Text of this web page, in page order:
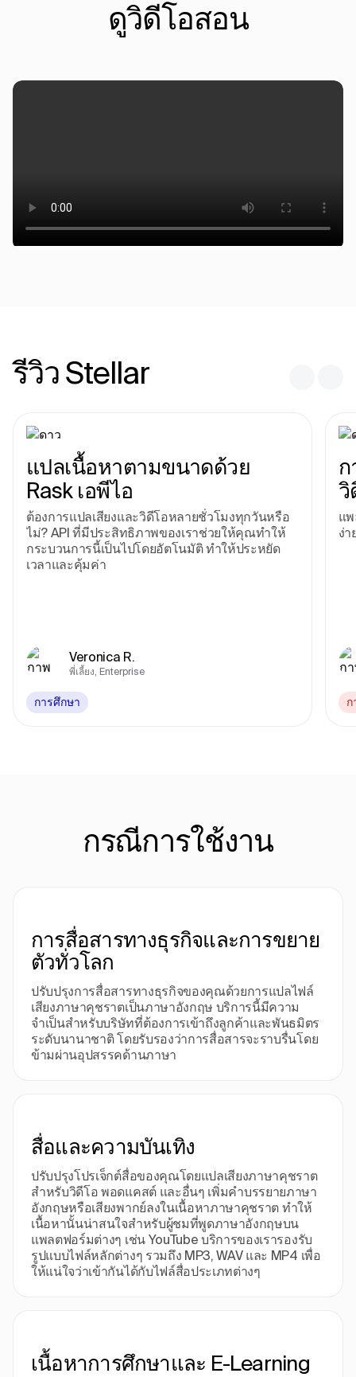
ดูวิดีโอสอน
รีวิว Stellar
แปลเนื้อหาตามขนาดด้วย
Rask เอพีไอ
ต้องการแปลเสียงและวิดีโอหลายชั่วโมงทุกวันหรือ
ไม่? API ที่มีประสิทธิภาพของเราช่วยให้คุณทําให้
กระบวนการนี้เป็นไปโดยอัตโนมัติ ทําให้ประหยัด
เวลาและคุ้มค่า
Veronica R.
พี่เลี้ยง, Enterprise
การศึกษา
ก
วิ
แ
ง่
ก
กรณีการใช้งาน
การสื่อสารทางธุรกิจและการขยาย
ตัวทั่วโลก
ปรับปรุงการสื่อสารทางธุรกิจของคุณด้วยการแปลไฟล์
เสียงภาษาคุชราตเป็นภาษาอังกฤษ บริการนี้มีความ
จำเป็นสำหรับบริษัทที่ต้องการเข้าถึงลูกค้าและพันธมิตร
ระดับนานาชาติ โดยรับรองว่าการสื่อสารจะราบรื่นโดย
ข้ามผ่านอุปสรรคด้านภาษา
สื่อและความบันเทิง
ปรับปรุงโปรเจ็กต์สื่อของคุณโดยแปลเสียงภาษาคุชราต
สำหรับวิดีโอ พอดแคสต์ และอื่นๆ เพิ่มคำบรรยายภาษา
อังกฤษหรือเสียงพากย์ลงในเนื้อหาภาษาคุชราต ทำให้
เนื้อหานั้นน่าสนใจสำหรับผู้ชมที่พูดภาษาอังกฤษบน
แพลตฟอร์มต่างๆ เช่น YouTube บริการของเรารองรับ
รูปแบบไฟล์หลักต่างๆ รวมถึง MP3, WAV และ MP4 เพื่อ
ให้แน่ใจว่าเข้ากันได้กับไฟล์สื่อประเภทต่างๆ
เนื้อหาการศึกษาและ E-Learning